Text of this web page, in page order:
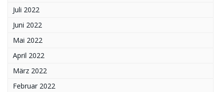
Juli 2022
Juni 2022
Mai 2022
April 2022
März 2022
Februar 2022